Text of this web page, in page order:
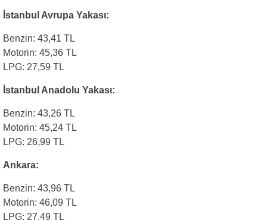
İstanbul Avrupa Yakası:
Benzin: 43,41 TL
Motorin: 45,36 TL
LPG: 27,59 TL
İstanbul Anadolu Yakası:
Benzin: 43,26 TL
Motorin: 45,24 TL
LPG: 26,99 TL
Ankara:
Benzin: 43,96 TL
Motorin: 46,09 TL
LPG: 27,49 TL